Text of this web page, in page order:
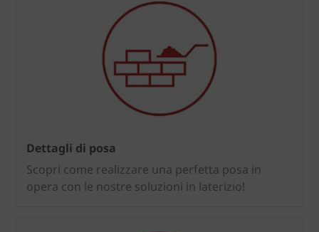
Dettagli di posa
Scopri come realizzare una perfetta posa in
opera con le nostre soluzioni in laterizio!